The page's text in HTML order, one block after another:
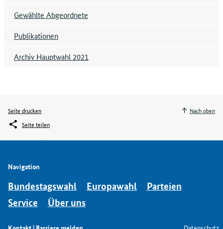
Gewählte Abgeordnete
Publikationen
Archiv Hauptwahl 2021
Seite drucken
Seite teilen
Nach oben
Navigation
Bundestagswahl Europawahl
Parteien
Service
Über uns